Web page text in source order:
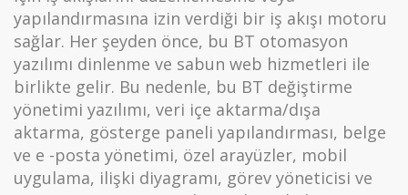
yapılandırmasına izin verdiği bir iş akışı motoru
sağlar. Her şeyden önce, bu BT otomasyon
yazılımı dinlenme ve sabun web hizmetleri ile
birlikte gelir. Bu nedenle, bu BT değiştirme
yönetimi yazılımı, veri içe aktarma/dışa
aktarma, gösterge paneli yapılandırması, belge
ve e -posta yönetimi, özel arayüzler, mobil
uygulama, ilişki diyagramı, görev yöneticisi ve